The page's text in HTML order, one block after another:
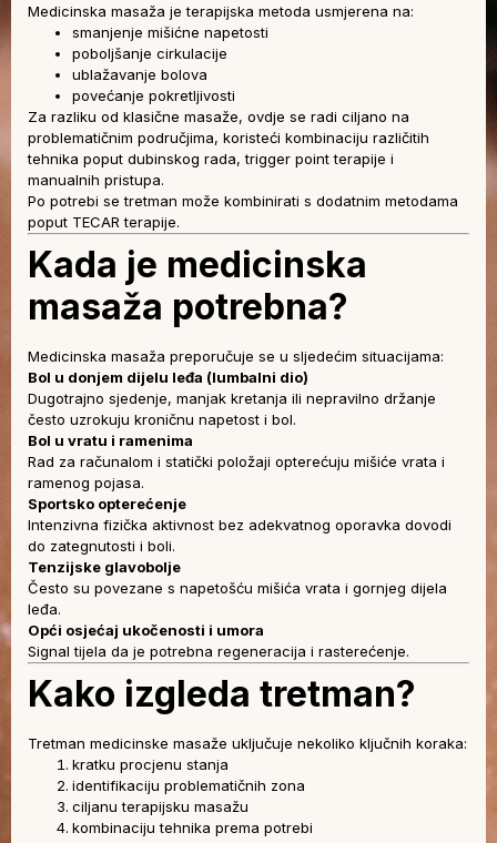
Medicinska masaža je terapijska metoda usmjerena na:
smanjenje mišićne napetosti
poboljšanje cirkulacije
ublažavanje bolova
povećanje pokretljivosti
Za razliku od klasične masaže, ovdje se radi ciljano na
problematičnim područjima, koristeći kombinaciju različitih
tehnika poput dubinskog rada, trigger point terapije i
manualnih pristupa.
Po potrebi se tretman može kombinirati s dodatnim metodama
poput TECAR terapije.
Kada je medicinska
masaža potrebna?
Medicinska masaža preporučuje se u sljedećim situacijama:
Bol u donjem dijelu leđa (lumbalni dio)
Dugotrajno sjedenje, manjak kretanja ili nepravilno držanje
često uzrokuju kroničnu napetost i bol.
Bol u vratu i ramenima
Rad za računalom i statički položaji opterećuju mišiće vrata i
ramenog pojasa.
Sportsko opterećenje
Intenzivna fizička aktivnost bez adekvatnog oporavka dovodi
do zategnutosti i boli.
Tenzijske glavobolje
Često su povezane s napetošću mišića vrata i gornjeg dijela
leđa.
Opći osjećaj ukočenosti i umora
Signal tijela da je potrebna regeneracija i rasterećenje.
Kako izgleda tretman?
Tretman medicinske masaže uključuje nekoliko ključnih koraka:
kratku procjenu stanja
identifikaciju problematičnih zona
ciljanu terapijsku masažu
kombinaciju tehnika prema potrebi